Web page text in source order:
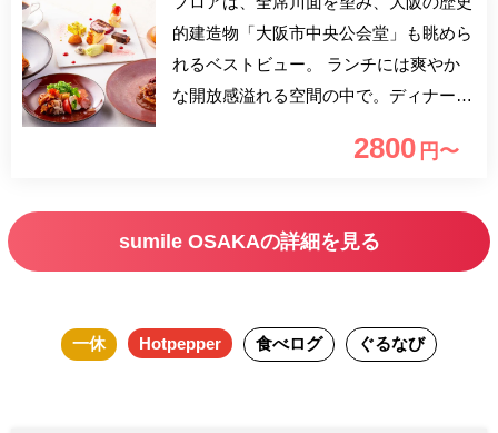
的建造物「大阪市中央公会堂」も眺めら
れるベストビュー。 ランチには爽やか
な開放感溢れる空間の中で。ディナーに
ックな夜景を眺めながら、ゆったりとお
2800 円〜
sumile OSAKAの詳細を見る
一休 Hotpepper 食べログ ぐるなび